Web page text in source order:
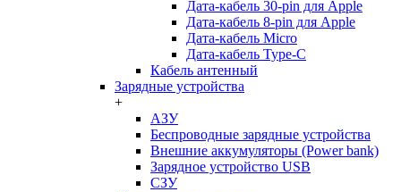
Дата-кабель 30-pin для Apple
Дата-кабель 8-pin для Apple
Дата-кабель Micro
Дата-кабель Type-C
Кабель антенный
Зарядные устройства
+
АЗУ
Беспроводные зарядные устройства
Внешние аккумуляторы (Power bank)
Зарядное устройство USB
СЗУ